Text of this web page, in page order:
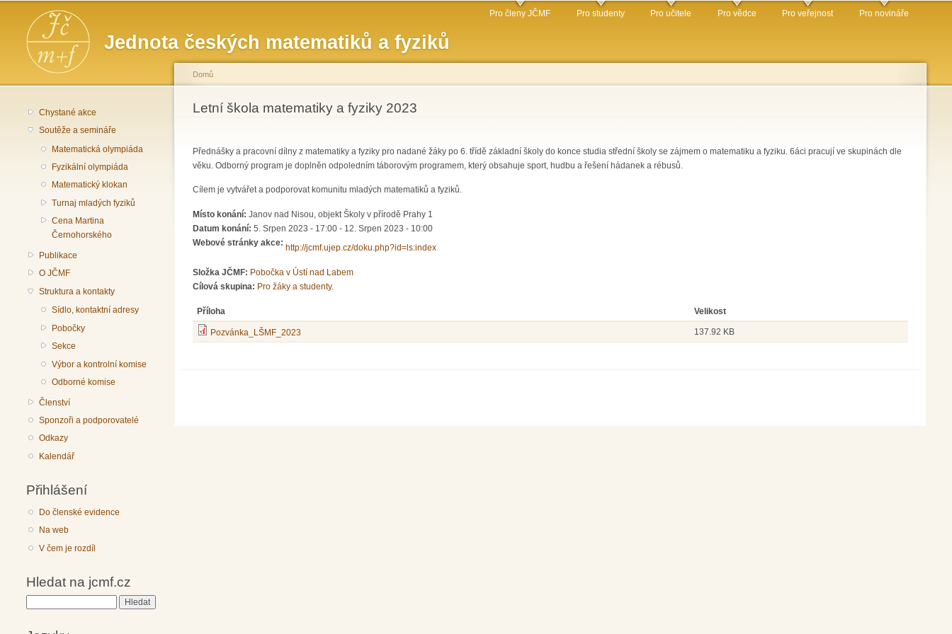
obsahu
Jednota českých matematiků a fyziků
Hlavní menu Pro členy JČMF Pro studenty Pro učitele Pro vědce Pro veřejnost Pro novináře
Chystané akce
Soutěže a semináře
Matematická olympiáda
Fyzikální olympiáda
Matematický klokan
Turnaj mladých fyziků
Cena Martina
Černohorského
Publikace
O JČMF
Struktura a kontakty
Sídlo, kontaktní adresy
Pobočky
Sekce
Výbor a kontrolní komise
Odborné komise
Členství
Sponzoři a podporovatelé
Odkazy
Kalendář
Přihlášení
Do členské evidence
Na web
V čem je rozdíl
Hledat na jcmf.cz
Jste zde
Domů
Letní škola matematiky a fyziky 2023
Přednášky a pracovní dílny z matematiky a fyziky pro nadané žáky po 6. třídě základní školy do konce studia střední školy se zájmem o matematiku a fyziku. 6áci pracují ve skupinách dle
věku. Odborný program je doplněn odpoledním táborovým programem, který obsahuje sport, hudbu a řešení hádanek a rébusů.
Cílem je vytvářet a podporovat komunitu mladých matematiků a fyziků.
Místo konání: Janov nad Nisou, objekt Školy v přírodě Prahy 1
Datum konání: 5. Srpen 2023 - 17:00 - 12. Srpen 2023 - 10:00
Webové stránky akce:
http://jcmf.ujep.cz/doku.php?id=ls:index
Složka JČMF: Pobočka v Ústí nad Labem
Cílová skupina: Pro žáky a studenty.
Příloha Velikost
Pozvánka_LŠMF_2023 137.92 KB